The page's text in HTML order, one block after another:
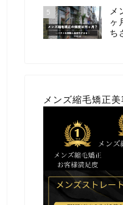
5
メ
ヶ
ち
メンズ縮毛矯正